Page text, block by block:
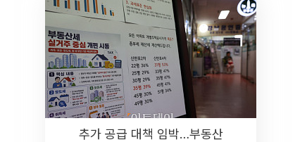
추가 공급 대책 임박…부동산